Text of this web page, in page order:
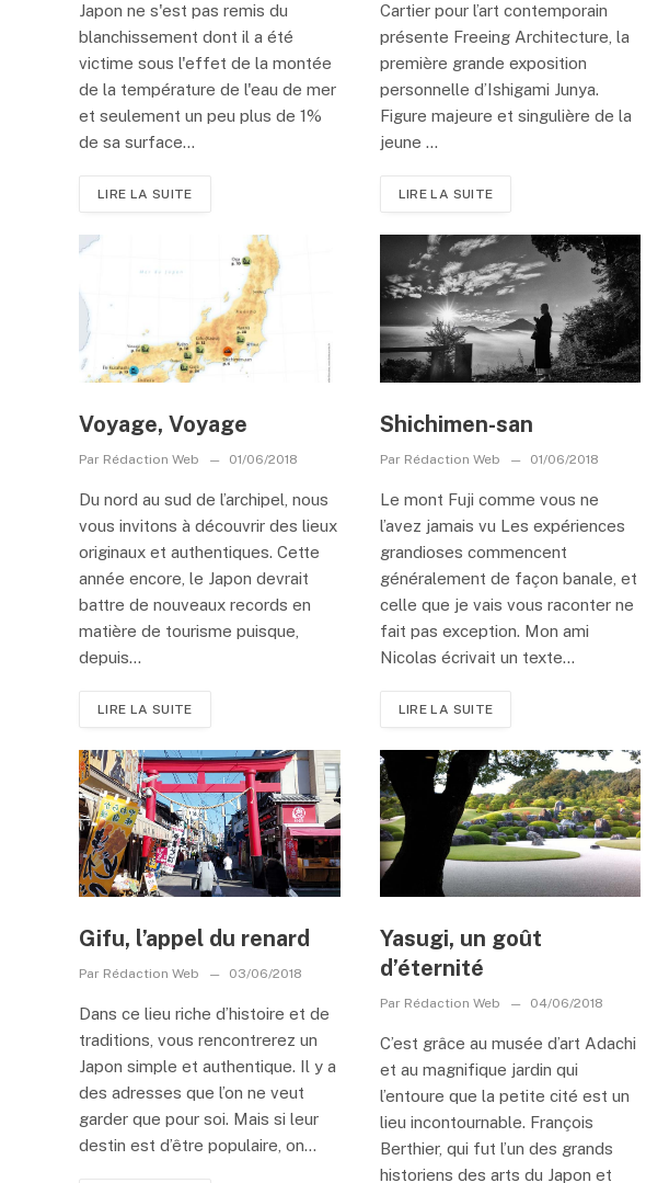
Japon ne s'est pas remis du
blanchissement dont il a été
victime sous l'effet de la montée
de la température de l'eau de mer
et seulement un peu plus de 1%
de sa surface...
LIRE LA SUITE
Cartier pour l’art contemporain
présente Freeing Architecture, la
première grande exposition
personnelle d’Ishigami Junya.
Figure majeure et singulière de la
jeune ...
LIRE LA SUITE
Voyage, Voyage
Par Rédaction Web 01/06/2018
Du nord au sud de l’archipel, nous
vous invitons à découvrir des lieux
originaux et authentiques. Cette
année encore, le Japon devrait
battre de nouveaux records en
matière de tourisme puisque,
depuis...
LIRE LA SUITE
Shichimen-san
Par Rédaction Web 01/06/2018
Le mont Fuji comme vous ne
l’avez jamais vu Les expériences
grandioses commencent
généralement de façon banale, et
celle que je vais vous raconter ne
fait pas exception. Mon ami
Nicolas écrivait un texte...
LIRE LA SUITE
Gifu, l’appel du renard
Par Rédaction Web 03/06/2018
Dans ce lieu riche d’histoire et de
traditions, vous rencontrerez un
Japon simple et authentique. Il y a
des adresses que l’on ne veut
garder que pour soi. Mais si leur
destin est d’être populaire, on...
Yasugi, un goût
d’éternité
Par Rédaction Web 04/06/2018
C’est grâce au musée d’art Adachi
et au magnifique jardin qui
l’entoure que la petite cité est un
lieu incontournable. François
Berthier, qui fut l’un des grands
historiens des arts du Japon et